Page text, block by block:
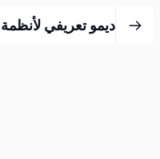
ديمو تعريفي